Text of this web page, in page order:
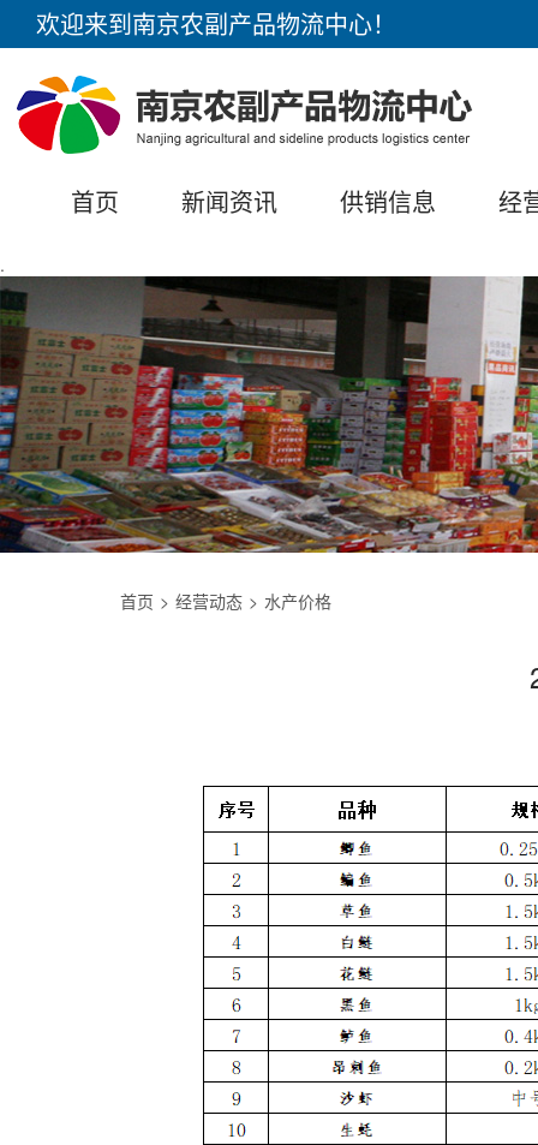
欢迎来到南京农副产品物流中心！
首页 新闻资讯 供销信息 经
.
首页 经营动态 水产价格